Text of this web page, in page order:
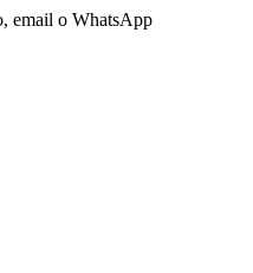
email o WhatsApp